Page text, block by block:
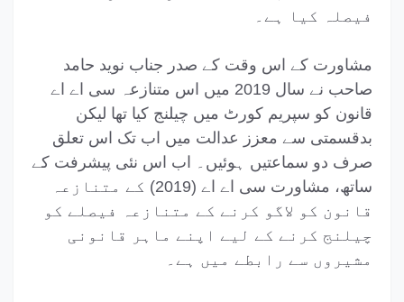
فیصلہ کیا ہے۔
مشاورت کے اس وقت کے صدر جناب نوید حامد
صاحب نے سال 2019 میں اس متنازعہ سی اے اے
قانون کو سپریم کورٹ میں چیلنج کیا تھا لیکن
بدقسمتی سے معزز عدالت میں اب تک اس تعلق
صرف دو سماعتیں ہوئیں۔ اب اس نئی پیشرفت کے
ساتھ، مشاورت سی اے اے (2019) کے متنازعہ
قانون کو لاگو کرنے کے متنازعہ فیصلے کو
چیلنج کرنے کے لیے اپنے ماہر قانونی
مشیروں سے رابطے میں ہے۔